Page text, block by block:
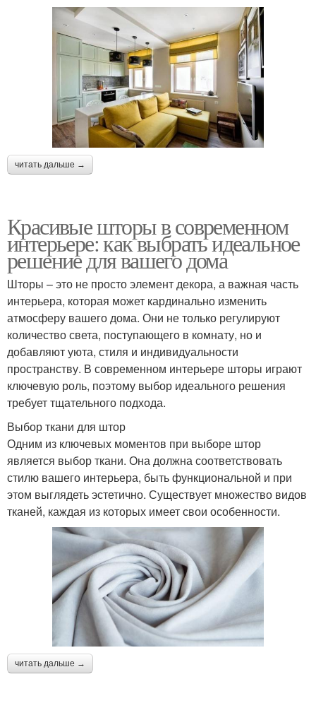
читать дальше →
Красивые шторы в современном
интерьере: как выбрать идеальное
решение для вашего дома
Шторы – это не просто элемент декора, а важная часть
интерьера, которая может кардинально изменить
атмосферу вашего дома. Они не только регулируют
количество света, поступающего в комнату, но и
добавляют уюта, стиля и индивидуальности
пространству. В современном интерьере шторы играют
ключевую роль, поэтому выбор идеального решения
требует тщательного подхода.
Выбор ткани для штор
Одним из ключевых моментов при выборе штор
является выбор ткани. Она должна соответствовать
стилю вашего интерьера, быть функциональной и при
этом выглядеть эстетично. Существует множество видов
тканей, каждая из которых имеет свои особенности.
читать дальше →